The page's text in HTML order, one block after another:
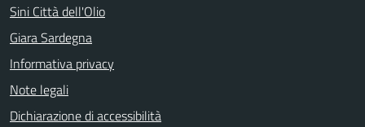
Sini Città dell'Olio
Giara Sardegna
Informativa privacy
Note legali
Dichiarazione di accessibilità